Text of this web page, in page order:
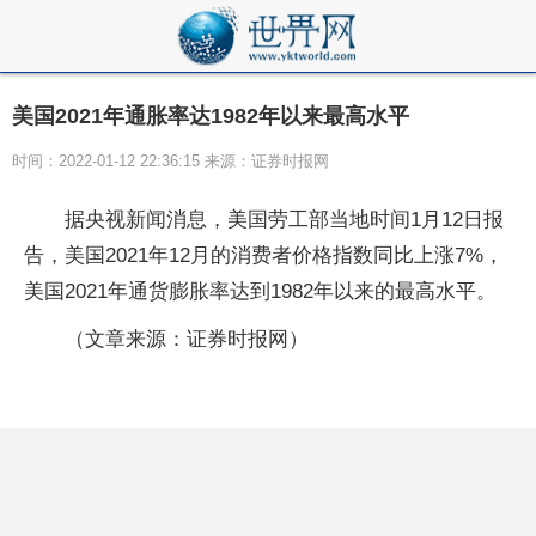
美国2021年通胀率达1982年以来最高水平
时间：2022-01-12 22:36:15 来源：证券时报网
据央视新闻消息，美国劳工部当地时间1月12日报
告，美国2021年12月的消费者价格指数同比上涨7%，
美国2021年通货膨胀率达到1982年以来的最高水平。
（文章来源：证券时报网）